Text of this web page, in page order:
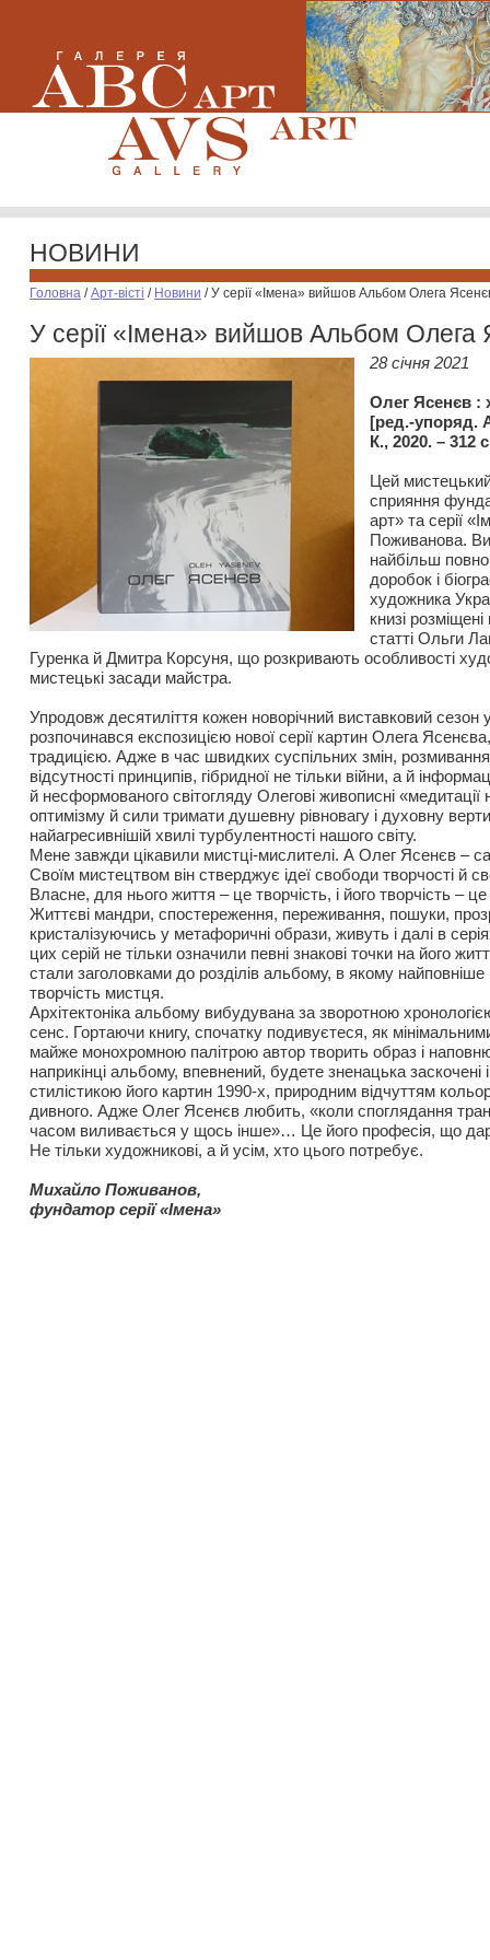
НОВИНИ
Головна /Арт-вісті / Новини /У серії «Імена» вийшов Альбом Олега
У серії «Імена» вийшов Альбом Олега
28 cічня 2021
Олег Ясенєв :
[ред.-упоряд.
К., 2020. – 312
Цей
сприяння
арт» та серії
Поживанова.
найбільш
доробок і
художника
книзі
статті Ольги
Гуренка й Дмитра Корсуня, що розкривають особливості
мистецькі засади майстра.
Упродовж десятиліття кожен новорічний виставковий сезон
розпочинався експозицією нової серії картин Олега
традицією. Адже в час швидких суспільних змін,
відсутності принципів, гібридної не тільки війни, а й
й несформованого світогляду Олегові живописні
оптимізму й сили тримати душевну рівновагу і духовну
найагресивнішій хвилі турбулентності нашого світу.
Мене завжди цікавили мистці-мислителі. А Олег Ясенєв –
Своїм мистецтвом він стверджує ідеї свободи творчості й
Власне, для нього життя – це творчість, і його творчість –
Життєві мандри, спостереження, переживання, пошуки,
кристалізуючись у метафоричні образи, живуть і далі в
цих серій не тільки означили певні знакові точки на його
стали заголовками до розділів альбому, в якому
творчість мистця.
Архітектоніка альбому вибудувана за зворотною
сенс. Гортаючи книгу, спочатку подивуєтеся, як
майже монохромною палітрою автор творить образ і
наприкінці альбому, впевнений, будете зненацька заскочені
стилістикою його картин 1990-х, природним відчуттям
дивного. Адже Олег Ясенєв любить, «коли споглядання
часом виливається у щось інше»… Це його професія, що
Не тільки художникові, а й усім, хто цього потребує.
Михайло Поживанов,
фундатор серiї «Імена»